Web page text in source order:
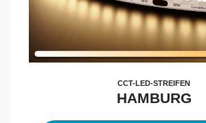
CCT-LED-STREIFEN
HAMBURG